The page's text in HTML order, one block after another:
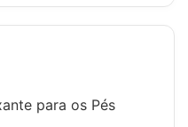
para os Pés